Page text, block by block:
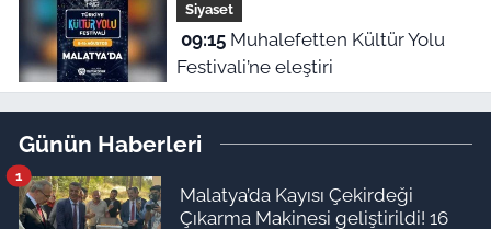
Siyaset
09:15Muhalefetten Kültür Yolu
Festivali’ne eleştiri
Günün Haberleri
Malatya’da Kayısı Çekirdeği
Çıkarma Makinesi geliştirildi! 16
1